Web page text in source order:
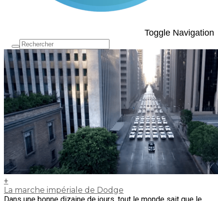
Toggle Navigation
+
La marche impériale de Dodge